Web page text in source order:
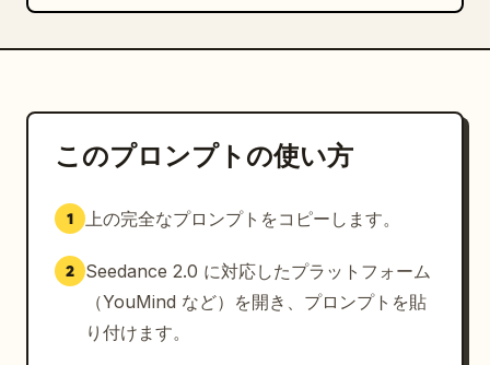
ショット 1 (0.0 秒～1.2 秒)
ショット 2 (1.2 秒～2.4 秒)
彼女が空港から出て、東京のスカイラインを眺めながら少
イン。
ショット 3 (2.4 秒～3.6 秒)
本格的な日本食レストランの中、彼女が座って伝統的な日
本料理を楽しむ。温かい提灯の明かり、エレガントな料理
このプロンプトの使い方
1 上の完全なプロンプトをコピーします。
2
Seedance 2.0 に対応したプラットフォーム
（YouMind など）を開き、プロンプトを貼
り付けます。